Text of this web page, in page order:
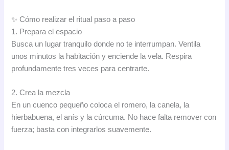
✨ Cómo realizar el ritual paso a paso
1. Prepara el espacio
Busca un lugar tranquilo donde no te interrumpan. Ventila
unos minutos la habitación y enciende la vela. Respira
profundamente tres veces para centrarte.
2. Crea la mezcla
En un cuenco pequeño coloca el romero, la canela, la
hierbabuena, el anís y la cúrcuma. No hace falta remover con
fuerza; basta con integrarlos suavemente.